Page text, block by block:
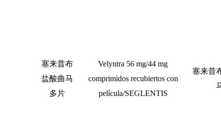
塞来昔布
盐酸曲马
多片
Velyntra 56 mg/44 mg
comprimidos recubiertos con
película/SEGLENTIS
塞来昔